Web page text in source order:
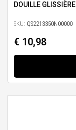
DOUILLE GLISSIÈRE
SKU: QS2213350N00000
€ 10,98